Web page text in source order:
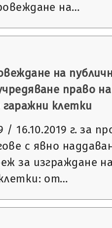
на…
на
право
гаражни клетки
16.10.2019 г. за
с явно
за изграждане
от…